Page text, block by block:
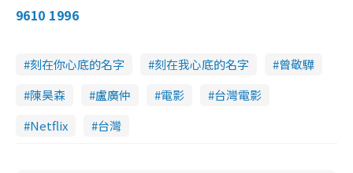
9610 1996
刻在你心底的名字 刻在我心底的名字
曾敬驊
陳昊森
盧廣仲 電影
台灣電影
Netflix
台灣